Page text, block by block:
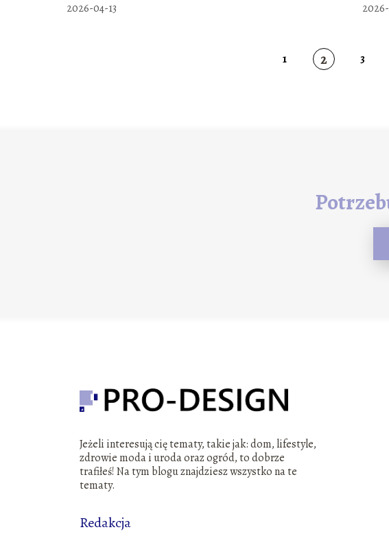
2026-04-13
1 2 3
Jeżeli interesują cię tematy, takie jak: dom, lifestyle,
zdrowie moda i uroda oraz ogród, to dobrze
trafiłeś! Na tym blogu znajdziesz wszystko na te
tematy.
Redakcja